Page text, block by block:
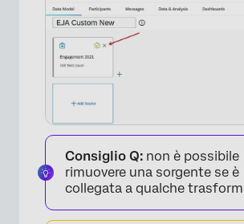
Consiglio Q: non è possibile
rimuovere una sorgente se è
collegata a qualche